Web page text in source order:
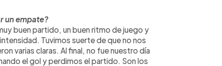
un empate?
buen partido, un buen ritmo de juego y
Tuvimos suerte de que no nos
varias claras. Al final, no fue nuestro día
el gol y perdimos el partido. Son los